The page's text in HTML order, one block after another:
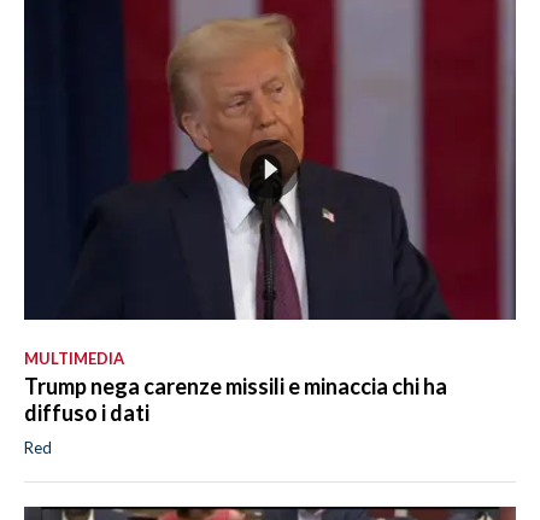
MULTIMEDIA
Trump nega carenze missili e minaccia chi ha
diffuso i dati
Red